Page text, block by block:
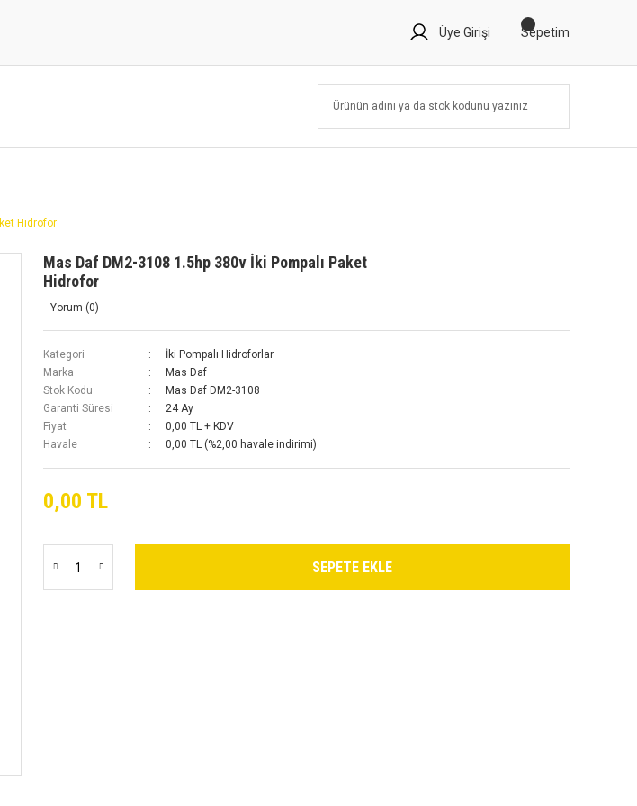
Üye Girişi Sepetim
Hidrofor
Mas Daf DM2-3108 1.5hp 380v İki Pompalı Paket
Hidrofor
Yorum (0)
Kategori
İki Pompalı Hidroforlar
Marka
Mas Daf
Stok Kodu
Mas Daf DM2-3108
Garanti Süresi
24 Ay
Fiyat
0,00 TL + KDV
Havale
0,00 TL (%2,00 havale indirimi)
0,00 TL
SEPETE EKLE